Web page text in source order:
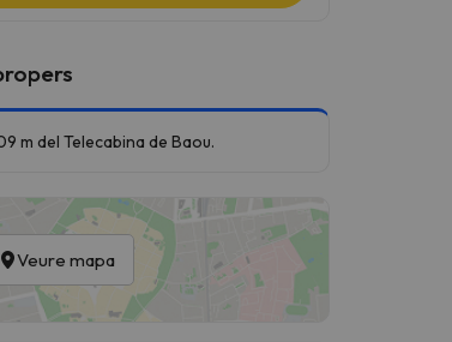
m del Telecabina de Baou.
Veure mapa